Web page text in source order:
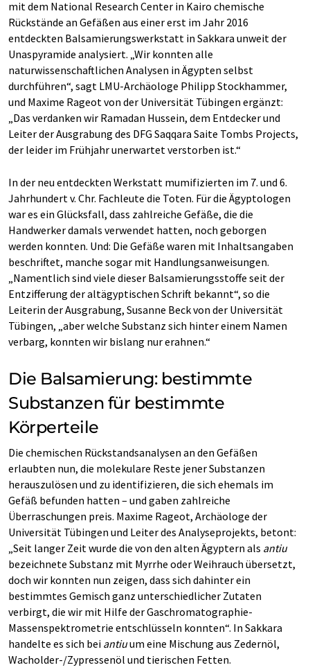
mit dem National Research Center in Kairo chemische
Rückstände an Gefäßen aus einer erst im Jahr 2016
entdeckten Balsamierungswerkstatt in Sakkara unweit der
Unaspyramide analysiert. „Wir konnten alle
naturwissenschaftlichen Analysen in Ägypten selbst
durchführen“, sagt LMU-Archäologe Philipp Stockhammer,
und Maxime Rageot von der Universität Tübingen ergänzt:
„Das verdanken wir Ramadan Hussein, dem Entdecker und
Leiter der Ausgrabung des DFG Saqqara Saite Tombs Projects,
der leider im Frühjahr unerwartet verstorben ist.“
In der neu entdeckten Werkstatt mumifizierten im 7. und 6.
Jahrhundert v. Chr. Fachleute die Toten. Für die Ägyptologen
war es ein Glücksfall, dass zahlreiche Gefäße, die die
Handwerker damals verwendet hatten, noch geborgen
werden konnten. Und: Die Gefäße waren mit Inhaltsangaben
beschriftet, manche sogar mit Handlungsanweisungen.
„Namentlich sind viele dieser Balsamierungsstoffe seit der
Entzifferung der altägyptischen Schrift bekannt“, so die
Leiterin der Ausgrabung, Susanne Beck von der Universität
Tübingen, „aber welche Substanz sich hinter einem Namen
verbarg, konnten wir bislang nur erahnen.“
Die Balsamierung: bestimmte
Substanzen für bestimmte
Körperteile
Die chemischen Rückstandsanalysen an den Gefäßen
erlaubten nun, die molekulare Reste jener Substanzen
herauszulösen und zu identifizieren, die sich ehemals im
Gefäß befunden hatten – und gaben zahlreiche
Überraschungen preis. Maxime Rageot, Archäologe der
Universität Tübingen und Leiter des Analyseprojekts, betont:
„Seit langer Zeit wurde die von den alten Ägyptern als antiu
bezeichnete Substanz mit Myrrhe oder Weihrauch übersetzt,
doch wir konnten nun zeigen, dass sich dahinter ein
bestimmtes Gemisch ganz unterschiedlicher Zutaten
verbirgt, die wir mit Hilfe der Gaschromatographie-
Massenspektrometrie entschlüsseln konnten“. In Sakkara
handelte es sich bei antiuum eine Mischung aus Zedernöl,
Wacholder-/Zypressenöl und tierischen Fetten.